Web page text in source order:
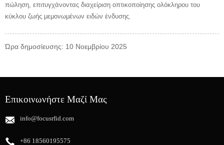
πώληση, επιτυγχάνοντας διαχείριση οπτικοποίησης ολόκληρου του
κύκλου ζωής μεμονωμένων ειδών ένδυσης.
Ώρα δημοσίευσης: 10 Νοεμβρίου 2025
Επικοινωνήστε Μαζί Μας
info@focusrfid.com
+86 18560195575